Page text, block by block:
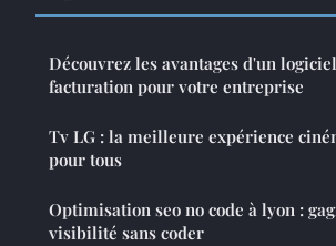
Découvrez les avantages d'un
facturation pour votre entreprise
Tv LG : la meilleure expérience
pour tous
Optimisation seo no code à lyon :
visibilité sans coder